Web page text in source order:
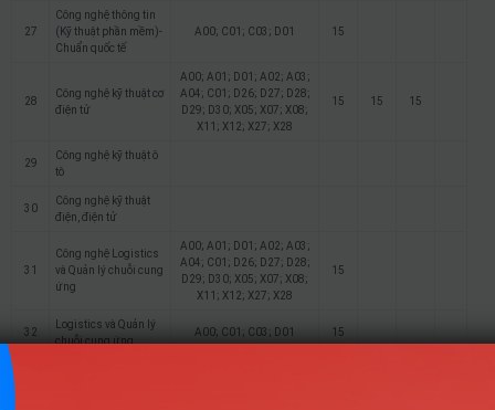
27
Công nghệ thông tin
(Kỹ thuật phần mềm)-
Chuẩn quốc tế
A00; C01; C03; D01 15
28
Công nghệ kỹ thuật cơ
điện tử
A00; A01; D01; A02; A03;
A04; C01; D26; D27; D28;
D29; D30; X05; X07; X08;
X11; X12; X27; X28
15 15 15
29
Công nghệ kỹ thuật ô
tô
30
Công nghệ kỹ thuật
điện, điện tử
31
Công nghệ Logistics
và Quản lý chuỗi cung
ứng
A00; A01; D01; A02; A03;
A04; C01; D26; D27; D28;
D29; D30; X05; X07; X08;
X11; X12; X27; X28
15
32
Logistics và Quản lý
chuỗi cung ứng
A00; C01; C03; D01 15